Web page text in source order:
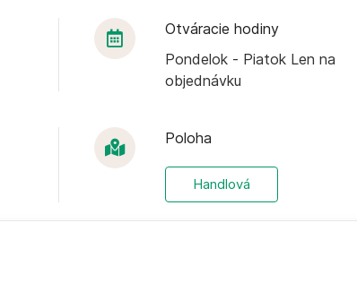
Otváracie hodiny
Pondelok - Piatok Len na
objednávku
Poloha
Handlová